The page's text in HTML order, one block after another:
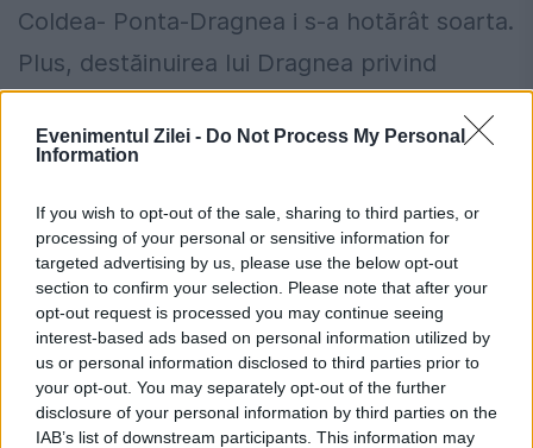
Evenimentul Zilei - Do Not Process My Personal
Information
If you wish to opt-out of the sale, sharing to third parties, or
processing of your personal or sensitive information for
targeted advertising by us, please use the below opt-out
section to confirm your selection. Please note that after your
opt-out request is processed you may continue seeing
interest-based ads based on personal information utilized by
us or personal information disclosed to third parties prior to
your opt-out. You may separately opt-out of the further
disclosure of your personal information by third parties on the
IAB’s list of downstream participants. This information may
Coldea- Ponta-Dragnea i s-a hotărât soarta.
Plus, destăinuirea lui Dragnea privind
și: Operațiunea...